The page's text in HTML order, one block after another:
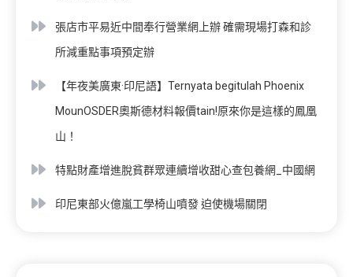
張店市平易近中間奉行營業網上辦 確需現場打森和診
所減重點事項預定辦
【年夜美廣東·印尼語】Ternyata begitulah Phoenix
MounOSDER奧斯德材料報價tain!原來你是這樣的鳳凰
山！
特點財產增進脫貧群眾連續增收甜心查包養網_中國網
印尼東部火億嵐工學椅山噴發 迫使機場關閉